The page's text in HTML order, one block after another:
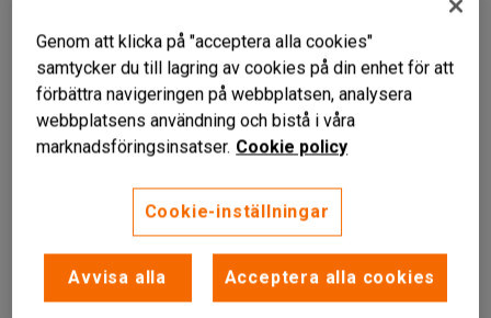
Liknande produkter
Överhylla och verktygspanel
Eldriven höjdjustering
Genom att klicka på "acceptera alla cookies"
samtycker du till lagring av cookies på din enhet för att
förbättra navigeringen på webbplatsen, analysera
webbplatsens användning och bistå i våra
marknadsföringsinsatser. Cookie policy
Cookie-inställningar
Avvisa alla Acceptera alla cookies